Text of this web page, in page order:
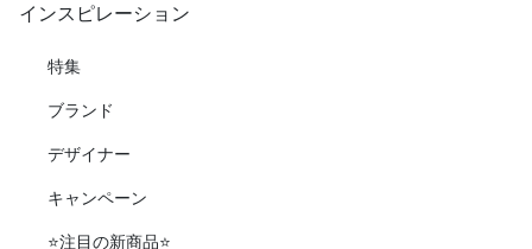
インスピレーション
特集
ブランド
デザイナー
キャンペーン
⭐️注目の新商品⭐️